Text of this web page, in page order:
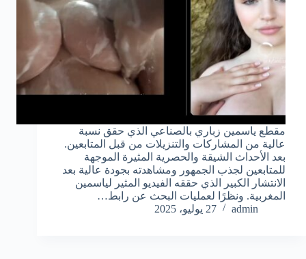
مقطع ياسمين زباري بالصناعي الذي حقق نسبة
عالية من المشاركات والتنزيلات من قبل المتابعين.
بعد الأحداث الشيقة والحصرية المثيرة الموجهة
للمتابعين لجذب الجمهور ومشاهدته بجودة عالية بعد
الانتشار الكبير الذي حققه الفيديو المثير لياسمين
المغربية. ونظرًا لعمليات البحث عن رابط…
admin
27 يوليو، 2025